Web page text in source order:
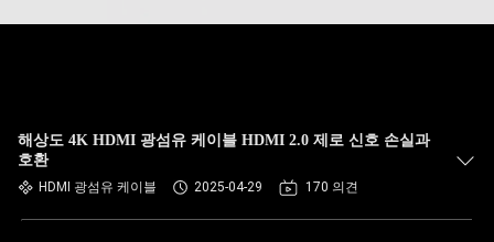
해상도 4K HDMI 광섬유 케이블 HDMI 2.0 제로 신호 손실과
호환
HDMI 광섬유 케이블 2025-04-29 170 의견